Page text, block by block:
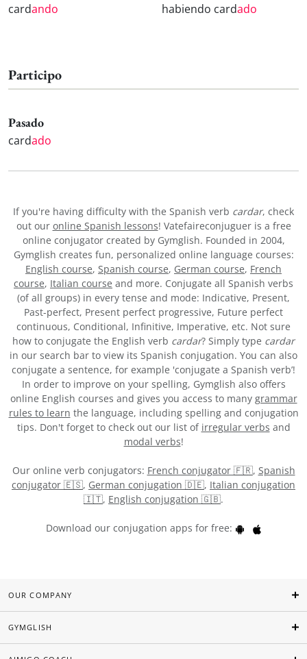
cardando habiendo cardado
Participo
Pasado
cardado
If you're having difficulty with the Spanish verb cardar, check
out our online Spanish lessons! Vatefaireconjuguer is a free
online conjugator created by Gymglish. Founded in 2004,
Gymglish creates fun, personalized online language courses:
English course, Spanish course, German course, French
course, Italian course and more. Conjugate all Spanish verbs
(of all groups) in every tense and mode: Indicative, Present,
Past-perfect, Present perfect progressive, Future perfect
continuous, Conditional, Infinitive, Imperative, etc. Not sure
how to conjugate the English verb cardar? Simply type cardar
in our search bar to view its Spanish conjugation. You can also
conjugate a sentence, for example 'conjugate a Spanish verb’!
In order to improve on your spelling, Gymglish also offers
online English courses and gives you access to many grammar
rules to learn the language, including spelling and conjugation
tips. Don't forget to check out our list of irregular verbs and
modal verbs!
Our online verb conjugators: French conjugator 🇫🇷, Spanish
conjugator 🇪🇸, German conjugation 🇩🇪, Italian conjugation
🇮🇹, English conjugation 🇬🇧.
Download our conjugation apps for free:
OUR COMPANY
GYMGLISH